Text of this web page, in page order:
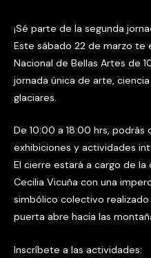
¡Sé parte de la segunda
Este sábado 22 de marzo te
Nacional de Bellas Artes de
jornada única de arte,
glaciares.
De 10:00 a 18:00 hrs, podrás
exhibiciones y actividades
El cierre estará a cargo de
Cecilia Vicuña con una
simbólico colectivo realizado
puerta abre hacia las
Inscríbete a las actividades: